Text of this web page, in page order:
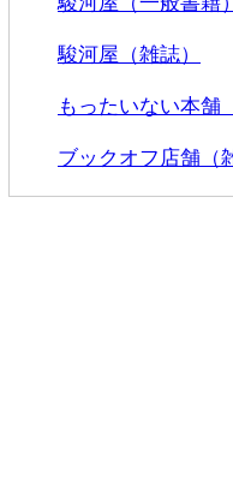
駿河屋（雑誌）
もったいない本舗
ブックオフ店舗（